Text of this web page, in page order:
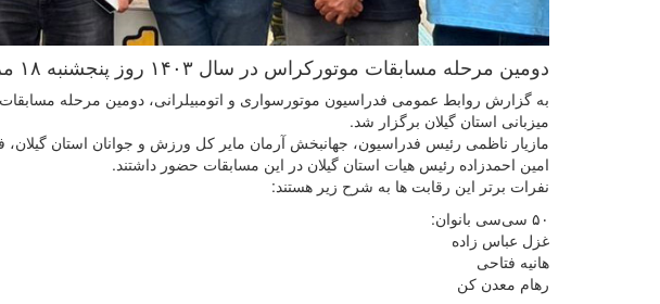
دومین مرحله مسابقات موتورکراس در سال ۱۴۰۳ روز پنجشنبه ۱۸ مرداد به میزبانی استان گیلان برگزار شد.
میزبانی استان گیلان برگزار شد.
مازیار ناظمی رئیس فدراسیون، جهانبخش آرمان مایر کل ورزش و جوانان استان
امین احمدزاده رئیس هیات استان گیلان در این مسابقات حضور داشتند.
نفرات برتر این رقابت ها به شرح زیر هستند:
۵۰ سی‌سی بانوان:
غزل عباس زاده
هانیه فتاحی
رهام معدن کن